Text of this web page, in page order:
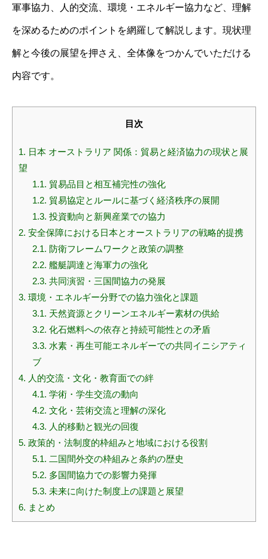
軍事協力、人的交流、環境・エネルギー協力など、理解
を深めるためのポイントを網羅して解説します。現状理
解と今後の展望を押さえ、全体像をつかんでいただける
内容です。
目次
1. 日本 オーストラリア 関係：貿易と経済協力の現状と展
望
1.1. 貿易品目と相互補完性の強化
1.2. 貿易協定とルールに基づく経済秩序の展開
1.3. 投資動向と新興産業での協力
2. 安全保障における日本とオーストラリアの戦略的提携
2.1. 防衛フレームワークと政策の調整
2.2. 艦艇調達と海軍力の強化
2.3. 共同演習・三国間協力の発展
3. 環境・エネルギー分野での協力強化と課題
3.1. 天然資源とクリーンエネルギー素材の供給
3.2. 化石燃料への依存と持続可能性との矛盾
3.3. 水素・再生可能エネルギーでの共同イニシアティ
ブ
4. 人的交流・文化・教育面での絆
4.1. 学術・学生交流の動向
4.2. 文化・芸術交流と理解の深化
4.3. 人的移動と観光の回復
5. 政策的・法制度的枠組みと地域における役割
5.1. 二国間外交の枠組みと条約の歴史
5.2. 多国間協力での影響力発揮
5.3. 未来に向けた制度上の課題と展望
6. まとめ